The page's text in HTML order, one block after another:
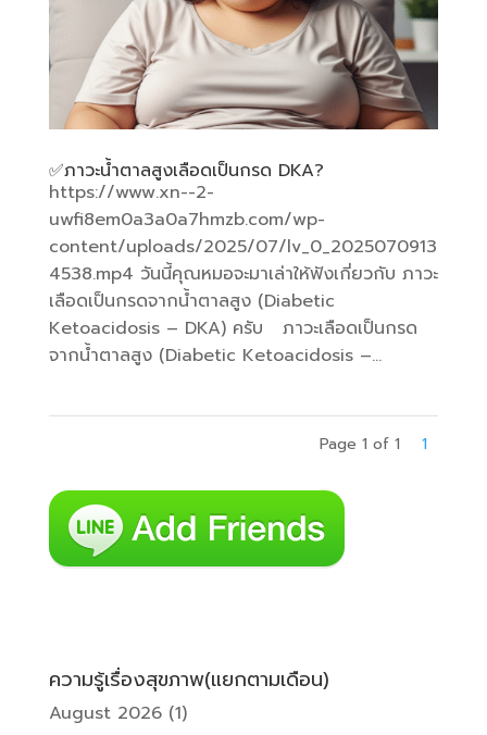
✅️ภาวะน้ำตาลสูงเลือดเป็นกรด DKA?
https://www.xn--2-
uwfi8em0a3a0a7hmzb.com/wp-
content/uploads/2025/07/lv_0_2025070913
4538.mp4 วันนี้คุณหมอจะมาเล่าให้ฟังเกี่ยวกับ ภาวะ
เลือดเป็นกรดจากน้ำตาลสูง (Diabetic
Ketoacidosis – DKA) ครับ ภาวะเลือดเป็นกรด
จากน้ำตาลสูง (Diabetic Ketoacidosis –...
Page 1 of 1 1
ความรู้เรื่องสุขภาพ(แยกตามเดือน)
August 2026(1)